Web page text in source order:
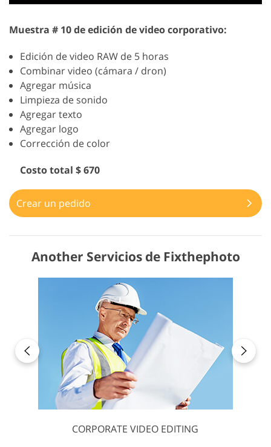
Muestra # 10 de edición de video corporativo:
Edición de video RAW de 5 horas
Combinar video (cámara / dron)
Agregar música
Limpieza de sonido
Agregar texto
Agregar logo
Corrección de color
Costo total $ 670
Crear un pedido
Another Servicios de Fixthephoto
CORPORATE VIDEO EDITING